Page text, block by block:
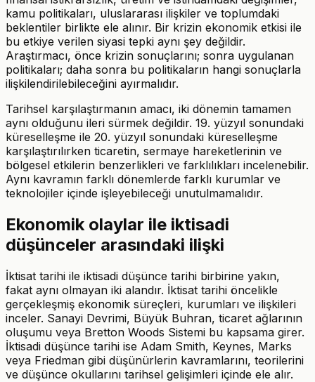
kamu politikaları, uluslararası ilişkiler ve toplumdaki
beklentiler birlikte ele alınır. Bir krizin ekonomik etkisi ile
bu etkiye verilen siyasi tepki aynı şey değildir.
Araştırmacı, önce krizin sonuçlarını; sonra uygulanan
politikaları; daha sonra bu politikaların hangi sonuçlarla
ilişkilendirilebileceğini ayırmalıdır.
Tarihsel karşılaştırmanın amacı, iki dönemin tamamen
aynı olduğunu ileri sürmek değildir. 19. yüzyıl sonundaki
küreselleşme ile 20. yüzyıl sonundaki küreselleşme
karşılaştırılırken ticaretin, sermaye hareketlerinin ve
bölgesel etkilerin benzerlikleri ve farklılıkları incelenebilir.
Aynı kavramın farklı dönemlerde farklı kurumlar ve
teknolojiler içinde işleyebileceği unutulmamalıdır.
Ekonomik olaylar ile iktisadi
düşünceler arasındaki ilişki
İktisat tarihi ile iktisadi düşünce tarihi birbirine yakın,
fakat aynı olmayan iki alandır. İktisat tarihi öncelikle
gerçekleşmiş ekonomik süreçleri, kurumları ve ilişkileri
inceler. Sanayi Devrimi, Büyük Buhran, ticaret ağlarının
oluşumu veya Bretton Woods Sistemi bu kapsama girer.
İktisadi düşünce tarihi ise Adam Smith, Keynes, Marks
veya Friedman gibi düşünürlerin kavramlarını, teorilerini
ve düşünce okullarını tarihsel gelişimleri içinde ele alır.